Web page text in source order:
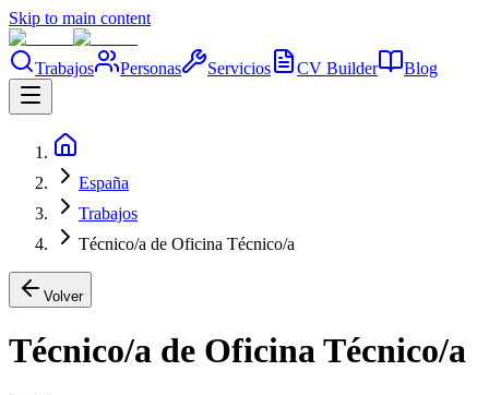
Skip to main content
Trabajos Personas Servicios CV Builder Blog
España
Trabajos
Técnico/a de Oficina Técnico/a
Volver
Técnico/a de Oficina Técnico/a